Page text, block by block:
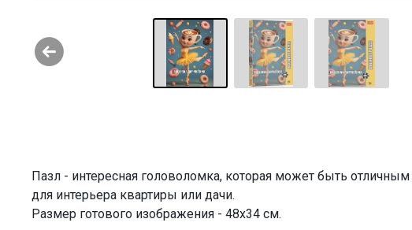
Пазл - интересная головоломка, которая может быть
для интерьера квартиры или дачи.
Размер готового изображения - 48х34 см.